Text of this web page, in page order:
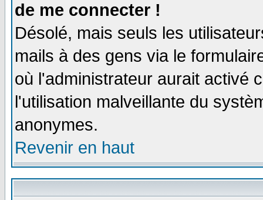
de me connecter !
Désolé, mais seuls les
mails à des gens via le
où l'administrateur aurait activé
l'utilisation malveillante du
anonymes.
Revenir en haut